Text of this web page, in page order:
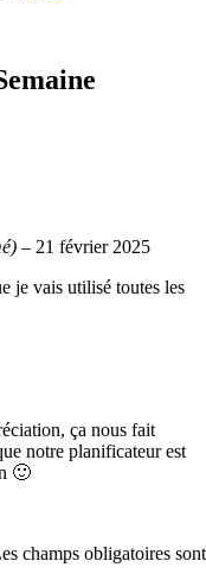
– 21 février 2025
je vais utilisé toutes les
ça nous fait
notre planificateur est
🙂
champs obligatoires sont